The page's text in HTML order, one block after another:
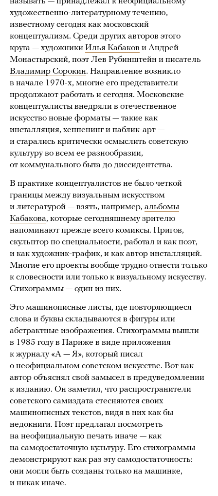
художественно-литературному течению,
известному сегодня как московский
концептуализм. Среди других авторов этого
круга — художники Илья Кабаков и Андрей
Монастырский, поэт Лев Рубинштейн и писатель
Владимир Сорокин. Направление возникло
в начале 1970-х, многие его представители
продолжают работать и сегодня. Московские
концептуалисты внедряли в отечественное
искусство новые форматы — такие как
инсталляция, хеппенинг и паблик-арт —
и старались критически осмыслить советскую
культуру во всем ее разнообразии,
от коммунального быта до диссидентства.
В практике концептуалистов не было четкой
границы между визуальным искусством
и литературой — взять, например, альбомы
Кабакова, которые сегодняшнему зрителю
напоминают прежде всего комиксы. Пригов,
скульптор по специальности, работал и как поэт,
и как художник-график, и как автор инсталляций.
Многие его проекты вообще трудно отнести только
к словесности или только к визуальному искусству.
Стихограммы — один из них.
Это машинописные листы, где повторяющиеся
слова и буквы складываются в фигуры или
абстрактные изображения. Стихограммы вышли
в 1985 году в Париже в виде приложения
к журналу «А — Я», который писал
о неофициальном советском искусстве. Вот как
автор объяснял свой замысел в предуведомлении
к изданию. Он заметил, что распространители
советского самиздата стесняются своих
машинописных текстов, видя в них как бы
недокниги. Поэт предлагал посмотреть
на неофициальную печать иначе — как
на самодостаточную культуру. Его стихограммы
демонстрируют как раз эту самодостаточность:
они могли быть созданы только на машинке,
и никак иначе.